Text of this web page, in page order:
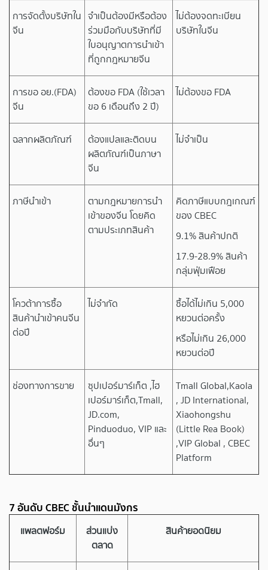
การจัดตั้งบริษัทใน
จีน
จำเป็นต้องมีหรือต้อง
ร่วมมือกับบริษัทที่มี
ใบอนุญาตการนำเข้า
ที่ถูกกฎหมายจีน
ไม่ต้องจดทะเบียน
บริษัทในจีน
การขอ อย.(FDA)
จีน
ต้องขอ FDA (ใช้เวลา
ขอ 6 เดือนถึง 2 ปี)
ไม่ต้องขอ FDA
ฉลากผลิตภัณฑ์
ต้องแปลและติดบน
ผลิตภัณฑ์เป็นภาษา
จีน
ไม่จำเป็น
ภาษีนำเข้า
ตามกฎหมายการนำ
เข้าของจีน โดยคิด
ตามประเภทสินค้า
คิดภาษีแบบกฎเกณฑ์
ของ CBEC
9.1% สินค้าปกติ
17.9-28.9% สินค้า
กลุ่มฟุ่มเฟือย
โควต้าการซื้อ
สินค้านำเข้าคนจีน
ต่อปี
ไม่จำกัด
ซื้อได้ไม่เกิน 5,000
หยวนต่อครั้ง
หรือไม่เกิน 26,000
หยวนต่อปี
ช่องทางการขาย
ซุปเปอร์มาร์เก็ต ,ไฮ
เปอร์มาร์เก็ต,Tmall,
JD.com,
Pinduoduo, VIP และ
อื่นๆ
Tmall Global,Kaola
, JD International,
Xiaohongshu
(Little Rea Book)
,VIP Global , CBEC
Platform
7 อันดับ CBEC ชั้นนำแดนมังกร
แพลตฟอร์ม
ส่วนแบ่ง
ตลาด
สินค้ายอดนิยม